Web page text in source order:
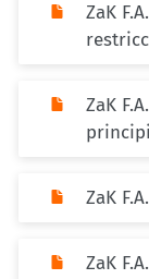
ZaK
ZaK
ZaK
ZaK